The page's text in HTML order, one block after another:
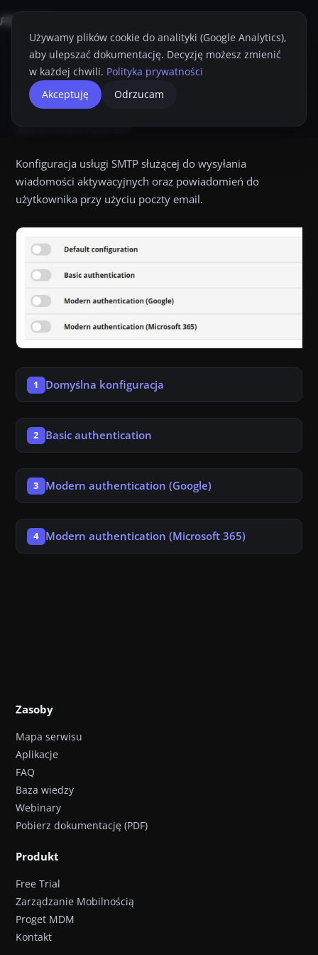
Strona główna Przewodnik Administratora
SMTP.
SMTP Konfiguracja usługi SMTP służącej do wysyłania
SMTP
Zaktualizowano:9 paź 2025
Konfiguracja usługi SMTP służącej do wysyłania
wiadomości aktywacyjnych oraz powiadomień do
użytkownika przy użyciu poczty email.
1 Domyślna konfiguracja
2 Basic authentication
3 Modern authentication (Google)
4 Modern authentication (Microsoft 365)
Zasoby
Mapa serwisu
Aplikacje
FAQ
Baza wiedzy
Webinary
Pobierz dokumentację (PDF)
Produkt
Free Trial
Zarządzanie Mobilnością
Proget MDM
Kontakt
Używamy plików cookie do analityki (Google Analytics),
aby ulepszać dokumentację. Decyzję możesz zmienić
w każdej chwili. Polityka prywatności
Akceptuję
Odrzucam